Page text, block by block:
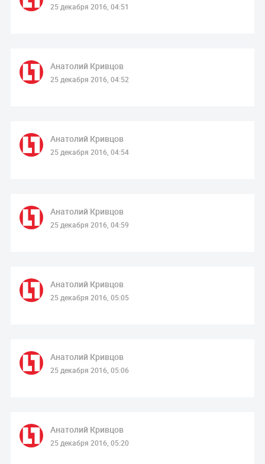
25 декабря 2016, 04:51
Анатолий Кривцов
25 декабря 2016, 04:52
Анатолий Кривцов
25 декабря 2016, 04:54
Анатолий Кривцов
25 декабря 2016, 04:59
Анатолий Кривцов
25 декабря 2016, 05:05
Анатолий Кривцов
25 декабря 2016, 05:06
Анатолий Кривцов
25 декабря 2016, 05:20